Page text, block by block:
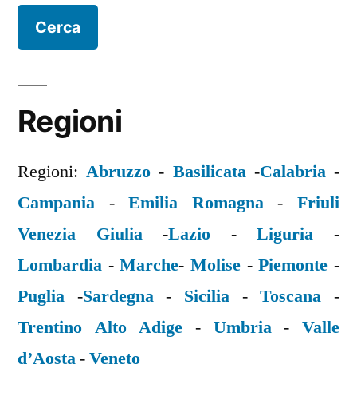
Regioni
Regioni:Abruzzo - Basilicata-Calabria-
Campania -Emilia Romagna-Friuli
Venezia Giulia-Lazio -Liguria -
Lombardia -Marche-Molise -Piemonte -
Puglia -Sardegna- Sicilia -Toscana -
Trentino Alto Adige - Umbria-Valle
d’Aosta-Veneto